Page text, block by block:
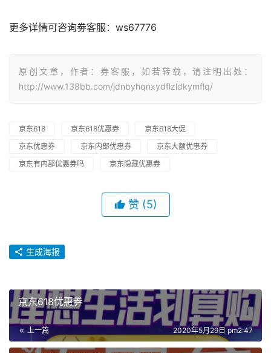
更多详情可咨询劵客服：ws67776
原创文章，作者：券客服，如若转载，请注明出处：
http://www.138bb.com/jdnbyhqnxydflzldkymflq/
京东618 京东618优惠券
京东618大促
京东优惠券
京东内部优惠券
京东大额优惠券
京东有内部优惠券吗
京东隐藏优惠券
赞 (5)
生成海报
京东618优惠券
上一篇 2020年5月29日 pm2:47